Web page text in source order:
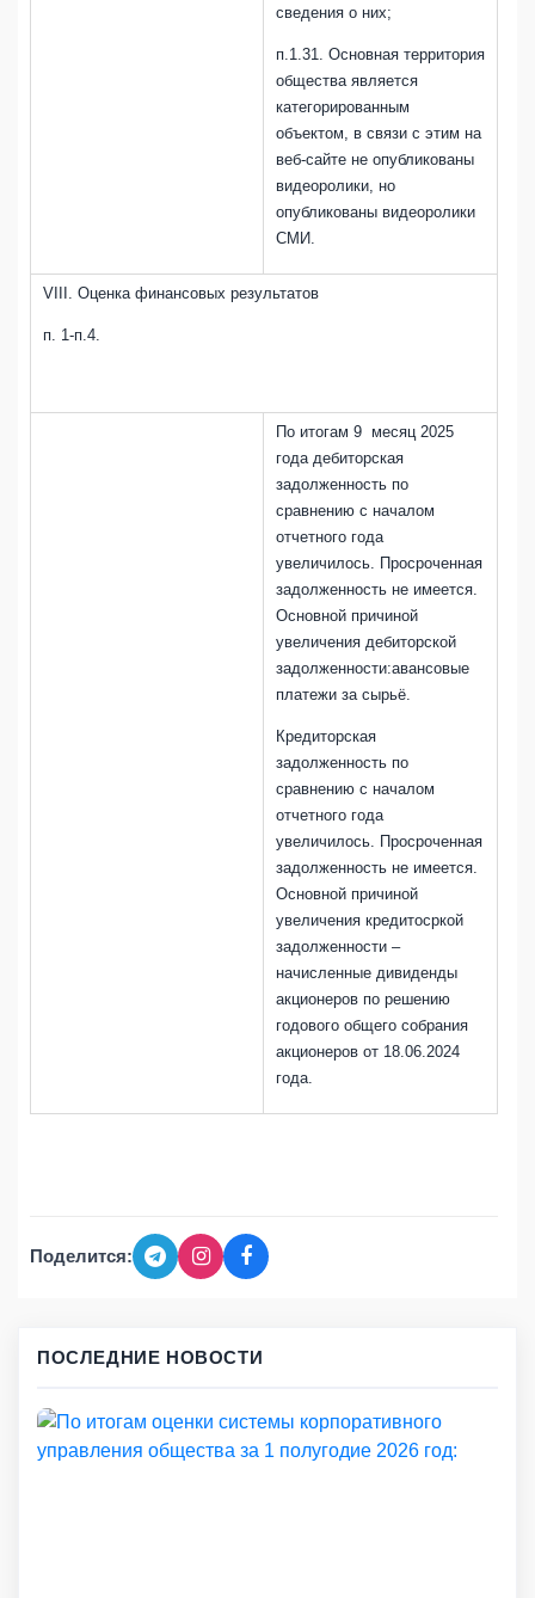
сведения о них;
п.1.31. Основная территория
общества является
категорированным
объектом, в связи с этим на
веб-сайте не опубликованы
видеоролики, но
опубликованы видеоролики
СМИ.
VIII. Оценка финансовых результатов
п. 1-п.4.
По итогам 9 месяц 2025
года дебиторская
задолженность по
сравнению с началом
отчетного года
увеличилось. Просроченная
задолженность не имеется.
Основной причиной
увеличения дебиторской
задолженности:авансовые
платежи за сырьё.
Кредиторская
задолженность по
сравнению с началом
отчетного года
увеличилось. Просроченная
задолженность не имеется.
Основной причиной
увеличения кредитосркой
задолженности –
начисленные дивиденды
акционеров по решению
годового общего собрания
акционеров от 18.06.2024
года.
Поделится:
ПОСЛЕДНИЕ НОВОСТИ